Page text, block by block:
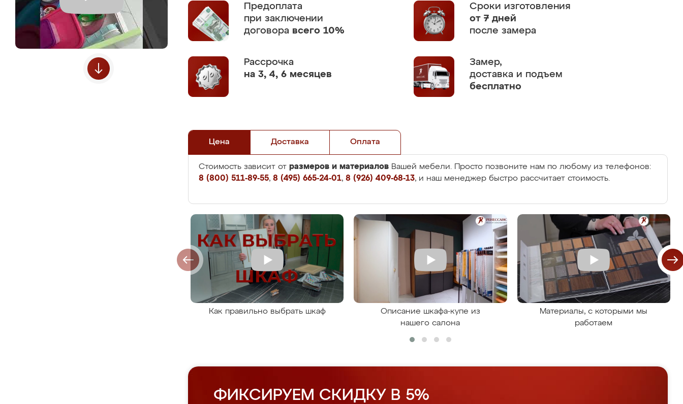
Предоплата
при заключении
договора всего 10%
Сроки изготовления
от 7 дней
после замера
Рассрочка
на 3, 4, 6 месяцев
Замер,
доставка и подъем
бесплатно
Цена Доставка Оплата
Стоимость зависит от размеров и материалов Вашей мебели. Просто позвоните нам по любому из телефонов:
8 (800) 511-89-55, 8 (495) 665-24-01, 8 (926) 409-68-13, и наш менеджер быстро рассчитает стоимость.
Как правильно выбрать шкаф
Описание шкафа-купе из
нашего салона
Материалы, с которыми мы
работаем
ФИКСИРУЕМ СКИДКУ В 5%